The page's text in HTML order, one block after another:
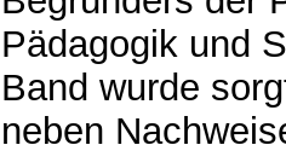
Pädagogik und
Band wurde
neben